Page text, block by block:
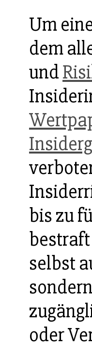
Um
dem
und
bis zu
selbst
oder